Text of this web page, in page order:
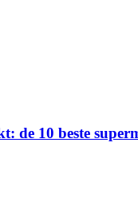
de 10 beste